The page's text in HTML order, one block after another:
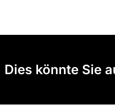
Dies könnte Sie